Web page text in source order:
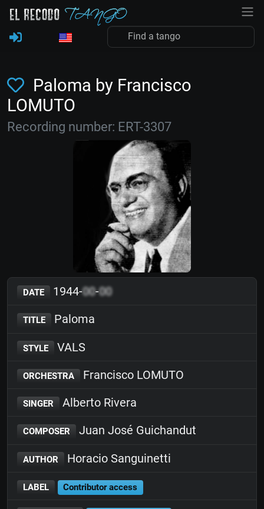
Paloma by Francisco
LOMUTO
Recording number: ERT-3307
DATE 1944-00-00
TITLE Paloma
STYLE VALS
ORCHESTRA Francisco LOMUTO
SINGER Alberto Rivera
COMPOSER Juan José Guichandut
AUTHOR Horacio Sanguinetti
LABEL Contributor access